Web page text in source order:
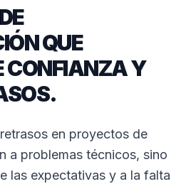
QUE
CONFIANZA Y
en proyectos de
a problemas técnicos, sino
las expectativas y a la falta